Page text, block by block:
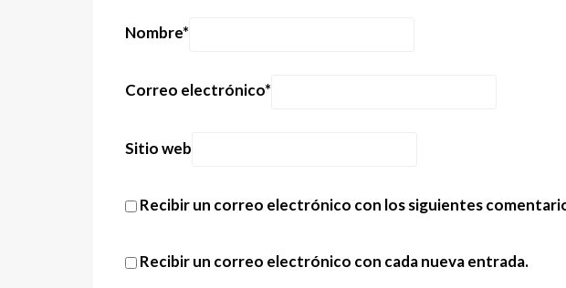
Nombre*
Correo electrónico*
Sitio web
Recibir un correo electrónico con los siguientes
Recibir un correo electrónico con cada nueva entrada.